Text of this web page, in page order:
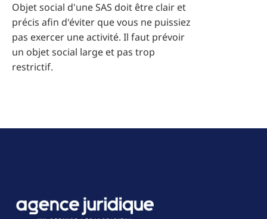
Objet social d'une SAS doit être clair et
précis afin d'éviter que vous ne puissiez
pas exercer une activité. Il faut prévoir
un objet social large et pas trop
restrictif.